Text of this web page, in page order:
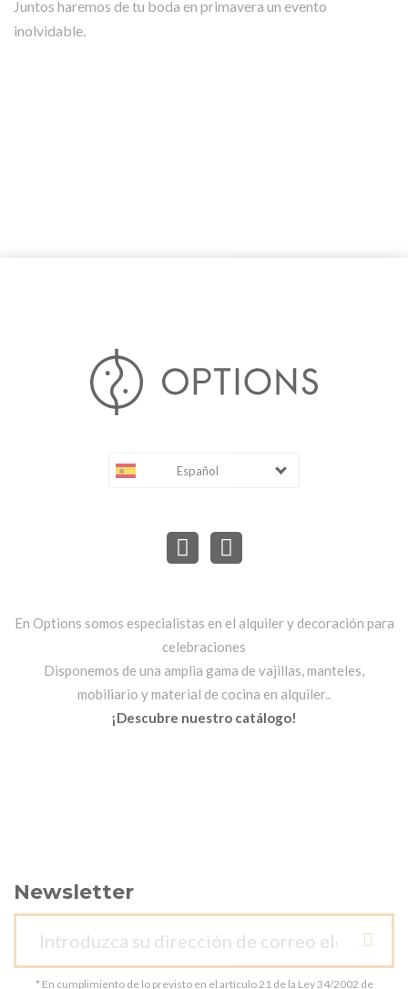
Juntos haremos de tu boda en primavera un evento
inolvidable.
Español
En Options somos especialistas en el alquiler y decoración para
celebraciones
Disponemos de una amplia gama de vajillas, manteles,
mobiliario y material de cocina en alquiler..
¡Descubre nuestro catálogo!
Newsletter
* En cumplimiento de lo previsto en el artículo 21 de la Ley 34/2002 de